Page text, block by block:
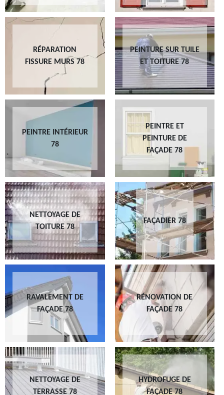
RÉPARATION
FISSURE MURS 78
PEINTURE SUR TUILE
ET TOITURE 78
PEINTRE INTÉRIEUR
78
PEINTRE ET
PEINTURE DE
FAÇADE 78
NETTOYAGE DE
TOITURE 78
FAÇADIER 78
RAVALEMENT DE
FAÇADE 78
RÉNOVATION DE
FAÇADE 78
NETTOYAGE DE
TERRASSE 78
HYDROFUGE DE
FAÇADE 78